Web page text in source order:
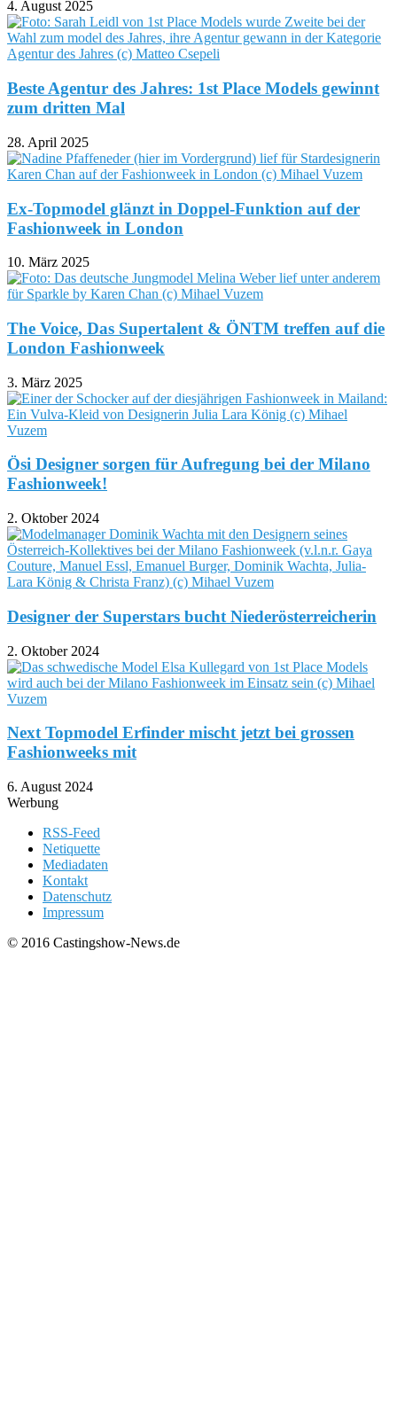
4. August 2025
Beste Agentur des Jahres: 1st Place Models gewinnt
zum dritten Mal
28. April 2025
Ex-Topmodel glänzt in Doppel-Funktion auf der
Fashionweek in London
10. März 2025
The Voice, Das Supertalent & ÖNTM treffen auf die
London Fashionweek
3. März 2025
Ösi Designer sorgen für Aufregung bei der Milano
Fashionweek!
2. Oktober 2024
Designer der Superstars bucht Niederösterreicherin
2. Oktober 2024
Next Topmodel Erfinder mischt jetzt bei grossen
Fashionweeks mit
6. August 2024
Werbung
RSS-Feed
Netiquette
Mediadaten
Kontakt
Datenschutz
Impressum
© 2016 Castingshow-News.de